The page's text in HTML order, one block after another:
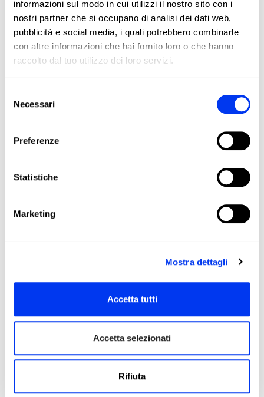
informazioni sul modo in cui utilizzi il nostro sito con i
nostri partner che si occupano di analisi dei dati web,
pubblicità e social media, i quali potrebbero combinarle
con altre informazioni che hai fornito loro o che hanno
raccolto dal tuo utilizzo dei loro servizi.
delNecessari
Preferenze
Statistiche
Marketing
Mostra dettagli
Accetta tutti
Accetta selezionati
Rifiuta